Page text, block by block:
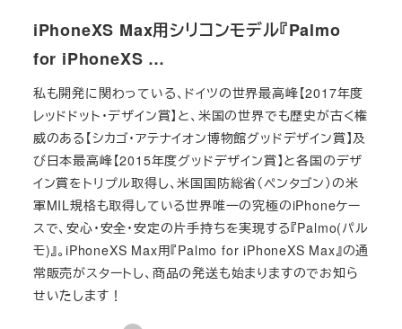
iPhoneXS Max用シリコンモデル『Palmo
for iPhoneXS …
私も開発に関わっている、ドイツの世界最高峰【2017年度
レッドドット・デザイン賞】と、米国の世界でも歴史が古く権
威のある【シカゴ・アテナイオン博物館グッドデザイン賞】及
び日本最高峰【2015年度グッドデザイン賞】と各国のデザ
イン賞をトリプル取得し、米国国防総省（ペンタゴン）の米
軍MIL規格も取得している世界唯一の究極のiPhoneケー
スで、安心・安全・安定の片手持ちを実現する『Palmo(パル
モ)』。iPhoneXS Max用『Palmo for iPhoneXS Max』の通
常販売がスタートし、商品の発送も始まりますのでお知ら
せいたします！